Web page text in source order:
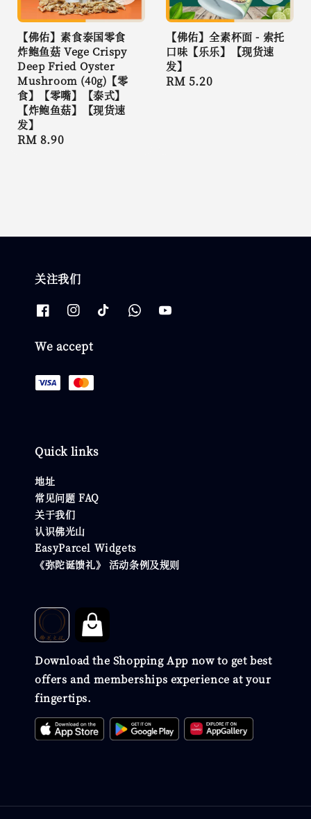
【佛佑】素食泰国零食
炸鲍鱼菇 Vege Crispy
Deep Fried Oyster
Mushroom (40g)【零
食】【零嘴】【泰式】
【炸鲍鱼菇】【现货速
发】
Regular
RM 8.90
【佛佑】全素杯面 - 索托
口味【乐乐】【现货速
发】
Regular
RM 5.20
关注我们
We accept
Quick links
地址
常见问题 FAQ
关于我们
认识佛光山
EasyParcel Widgets
《弥陀诞馈礼》 活动条例及规则
Download the Shopping App now to get best
offers and memberships experience at your
fingertips.